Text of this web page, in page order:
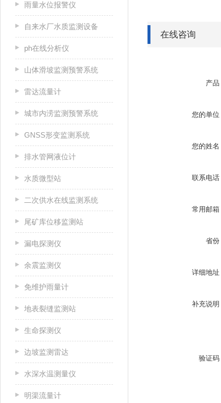
雨量水位报警仪
自来水厂水质监测设备
ph在线分析仪
山体滑坡监测预警系统
雷达流量计
城市内涝监测预警系统
GNSS形变监测系统
排水管网液位计
水质微型站
二次供水在线监测系统
尾矿库位移监测站
漏电探测仪
余震监测仪
免维护雨量计
地表裂缝监测站
生命探测仪
边坡监测雷达
水深水温测量仪
明渠流量计
在线咨询
产品
您的单位
您的姓名
联系电话
常用邮箱
省份
详细地址
补充说明
验证码